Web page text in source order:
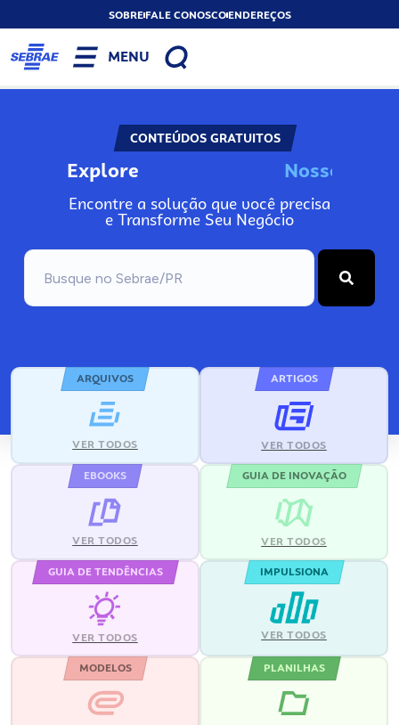
SOBREFALE CONOSCOENDEREÇOS
MENU
CONTEÚDOS GRATUITOS
Explore Nosso
Encontre a solução que você precisa
e Transforme Seu Negócio
ARQUIVOS
VER TODOS
ARTIGOS
VER TODOS
EBOOKS
VER TODOS
GUIA DE INOVAÇÃO
VER TODOS
GUIA DE TENDÊNCIAS
VER TODOS
IMPULSIONA
VER TODOS
MODELOS PLANILHAS